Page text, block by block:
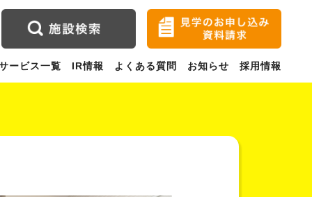
ービス一覧 IR情報 よくある質問 お知らせ 採用情報